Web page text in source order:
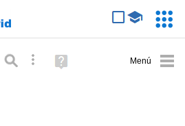
Búsqueda avanzada
Ayuda
(en